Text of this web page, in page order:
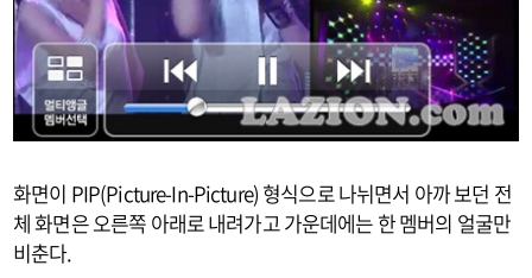
화면이 PIP(Picture-In-Picture) 형식으로 나뉘면서 아까 보던 전
체 화면은 오른쪽 아래로 내려가고 가운데에는 한 멤버의 얼굴만
비춘다.